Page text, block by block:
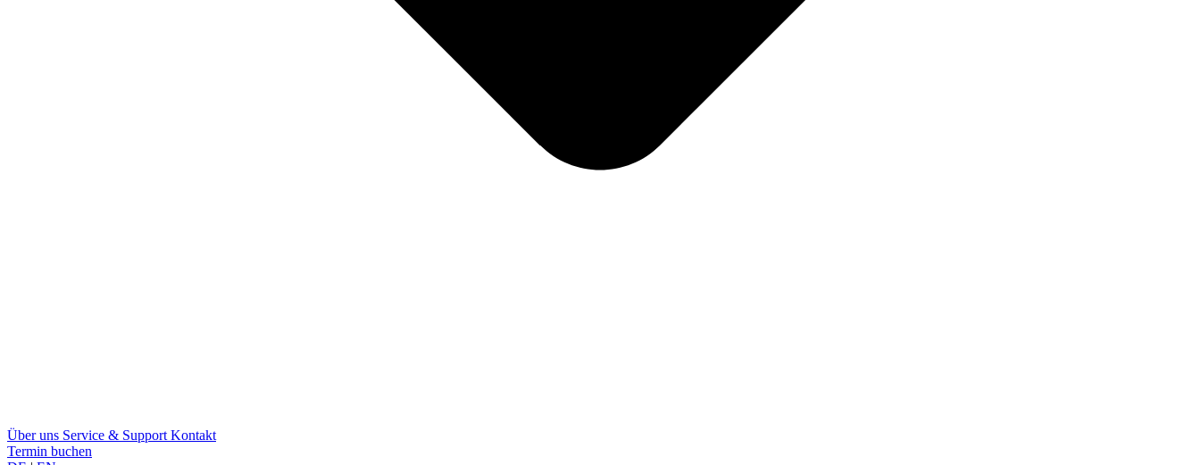
Über uns Service & SupportKontakt
Termin buchen